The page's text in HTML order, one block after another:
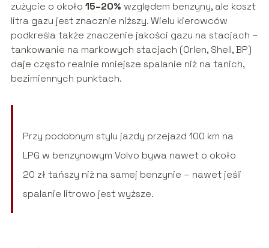
zużycie o około 15–20% względem benzyny, ale koszt
litra gazu jest znacznie niższy. Wielu kierowców
podkreśla także znaczenie jakości gazu na stacjach –
tankowanie na markowych stacjach (Orlen, Shell, BP)
daje często realnie mniejsze spalanie niż na tanich,
bezimiennych punktach.
Przy podobnym stylu jazdy przejazd 100 km na
LPG w benzynowym Volvo bywa nawet o około
20 zł tańszy niż na samej benzynie – nawet jeśli
spalanie litrowo jest wyższe.